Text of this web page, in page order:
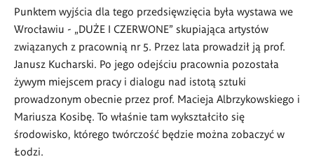
Punktem wyjścia dla tego przedsięwzięcia była wystawa we
Wrocławiu - „DUŻE I CZERWONE” skupiająca artystów
związanych z pracownią nr 5. Przez lata prowadził ją prof.
Janusz Kucharski. Po jego odejściu pracownia pozostała
żywym miejscem pracy i dialogu nad istotą sztuki
prowadzonym obecnie przez prof. Macieja Albrzykowskiego i
Mariusza Kosibę. To właśnie tam wykształciło się
środowisko, którego twórczość będzie można zobaczyć w
Łodzi.